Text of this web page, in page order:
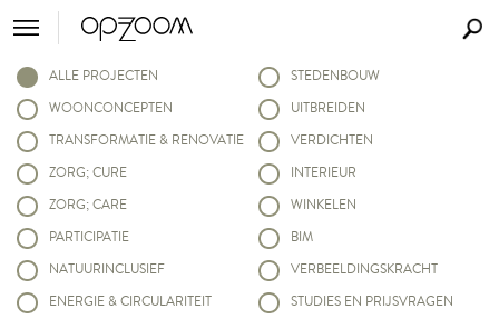
ALLE PROJECTEN
WOONCONCEPTEN
TRANSFORMATIE & RENOVATIE
ZORG; CURE
ZORG; CARE
PARTICIPATIE
NATUURINCLUSIEF
ENERGIE & CIRCULARITEIT
STEDENBOUW
UITBREIDEN
VERDICHTEN
INTERIEUR
WINKELEN
BIM
VERBEELDINGSKRACHT
STUDIES EN PRIJSVRAGEN